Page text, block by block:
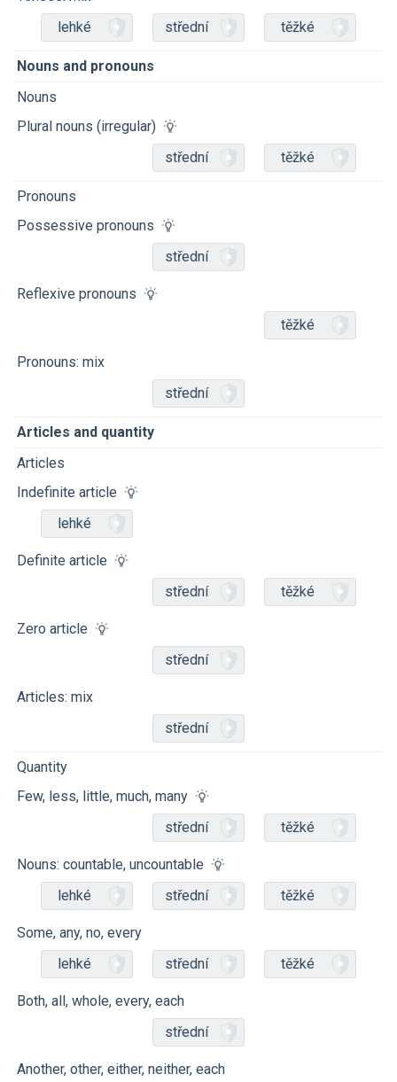
lehké
střední těžké
Nouns and pronouns
Nouns
Plural nouns (irregular)
střední
těžké
Pronouns
Possessive pronouns
střední
Reflexive pronouns
těžké
Pronouns: mix
střední
Articles and quantity
Articles
Indefinite article
lehké
Definite article
střední
těžké
Zero article
střední
Articles: mix
střední
Quantity
Few, less, little, much, many
střední
těžké
Nouns: countable, uncountable
lehké
střední těžké
Some, any, no, every
lehké
střední těžké
Both, all, whole, every, each
střední
Another, other, either, neither, each